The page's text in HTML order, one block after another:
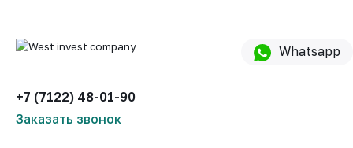
+7 (7122) 48-01-90
Заказать звонок
Whatsapp